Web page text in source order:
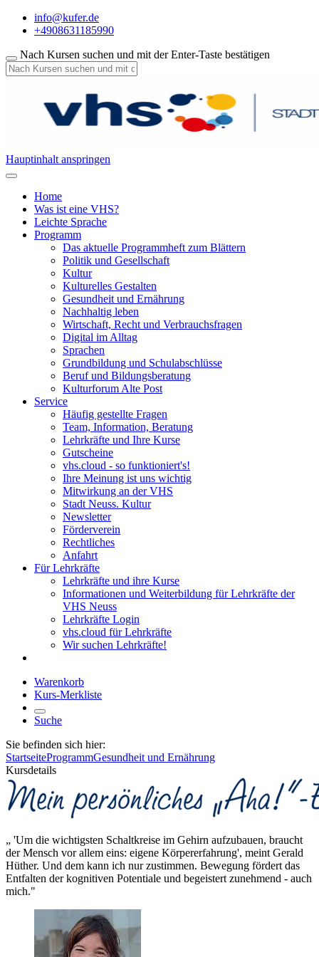
info@kufer.de
+4908631185990
Nach Kursen suchen und mit der Enter-Taste bestätigen
Hauptinhalt anspringen
Home
Was ist eine VHS?
Leichte Sprache
Programm
Das aktuelle Programmheft zum Blättern
Politik und Gesellschaft
Kultur
Kulturelles Gestalten
Gesundheit und Ernährung
Nachhaltig leben
Wirtschaft, Recht und Verbrauchsfragen
Digital im Alltag
Sprachen
Grundbildung und Schulabschlüsse
Beruf und Bildungsberatung
Kulturforum Alte Post
Service
Häufig gestellte Fragen
Team, Information, Beratung
Lehrkräfte und Ihre Kurse
Gutscheine
vhs.cloud - so funktioniert's!
Ihre Meinung ist uns wichtig
Mitwirkung an der VHS
Stadt Neuss. Kultur
Newsletter
Förderverein
Rechtliches
Anfahrt
Für Lehrkräfte
Lehrkräfte und ihre Kurse
Informationen und Weiterbildung für Lehrkräfte der
VHS Neuss
Lehrkräfte Login
vhs.cloud für Lehrkräfte
Wir suchen Lehrkräfte!
Warenkorb
Kurs-Merkliste
Suche
Sie befinden sich hier:
StartseiteProgrammGesundheit und Ernährung
Kursdetails
„ 'Um die wichtigsten Schaltkreise im Gehirn aufzubauen, braucht
der Mensch vor allem eins: eigene Körpererfahrung', meint Gerald
Hüther. Und dem kann ich nur zustimmen. Bewegung fördert das
Entfalten der kognitiven Potentiale und begeistert zunehmend - auch
mich."